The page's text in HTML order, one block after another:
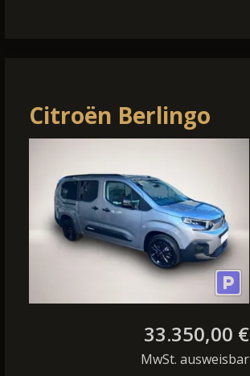
Citroën Berlingo
M1 Taille BlueHDi
130 S&S EAT8 MAX
(7-seats) 96.
33.350,00 €
MwSt. ausweisbar